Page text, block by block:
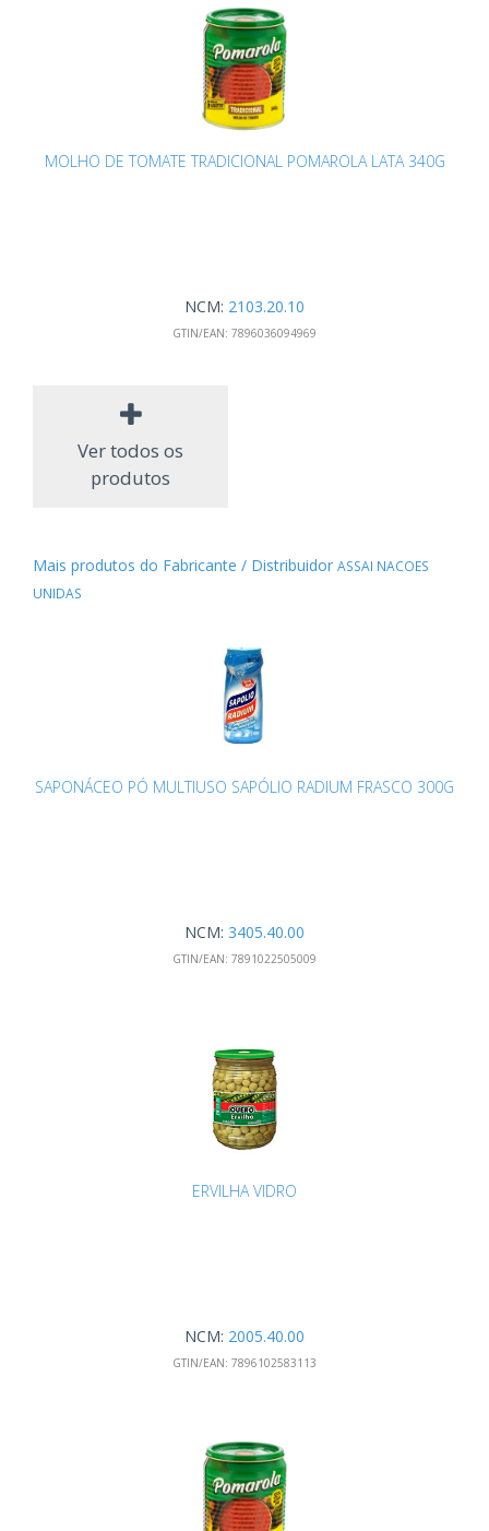
MOLHO DE TOMATE TRADICIONAL POMAROLA LATA 340G
NCM: 2103.20.10
GTIN/EAN: 7896036094969
Ver todos os
produtos
Mais produtos do Fabricante / Distribuidor ASSAI NACOES
UNIDAS
SAPONÁCEO PÓ MULTIUSO SAPÓLIO RADIUM FRASCO 300G
NCM: 3405.40.00
GTIN/EAN: 7891022505009
ERVILHA VIDRO
NCM: 2005.40.00
GTIN/EAN: 7896102583113